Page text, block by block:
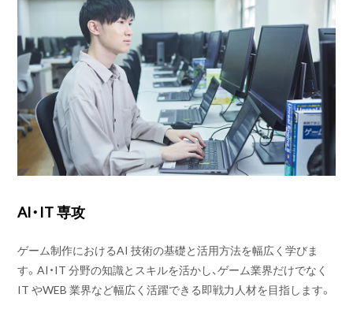
AI・IT 専攻
ゲーム制作におけるAI 技術の基礎と活用方法を幅広く学びま
す。AI・IT 分野の知識とスキルを活かし、ゲーム業界だけでなく
IT やWEB 業界など幅広く活躍できる即戦力人材を目指します。